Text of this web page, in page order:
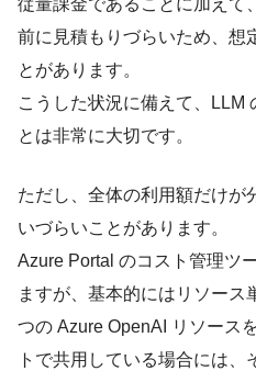
従量課金であることに加えて
前に見積もりづらいため、想
とがあります。
こうした状況に備えて、LLM
とは非常に大切です。
ただし、全体の利用額だけが
いづらいことがあります。
Azure Portal のコスト管理ツ
ますが、基本的にはリソース
つの Azure OpenAI リソース
トで共用している場合には、